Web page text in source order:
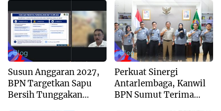
Buddha Tzu Chi dan
Aguan
Blog
Susun Anggaran 2027,
BPN Targetkan Sapu
Bersih Tunggakan
Blog
Perkuat Sinergi
Antarlembaga, Kanwil
BPN Sumut Terima